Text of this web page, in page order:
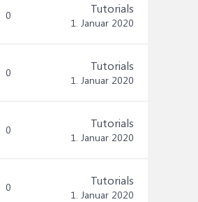
0 Tutorials
1. Januar 2020
0 Tutorials
1. Januar 2020
0 Tutorials
1. Januar 2020
0 Tutorials
1. Januar 2020